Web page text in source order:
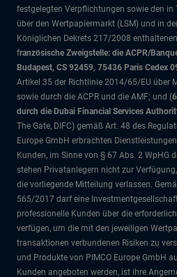
festgelegten Verpflichtungen sowie den in
über den Wertpapiermarkt (LSM) und in
Königlichen Dekrets 217/2008
französische Zweigstelle: die ACPR/
Budapest, CS 92459, 75436 Paris Cedex
Artikel 35 der Richtlinie 2014/65/EU über
sowie durch die ACPR und die AMF; und (
durch die Dubai Financial Services
The Gate, DIFC) gemäß Art. 48 des
Europe GmbH erbrachten
Kunden, im Sinne von § 67 Abs. 2 WpHG
stehen Privatanlegern nicht zur
die vorliegende Mitteilung verlassen.
565/2017 darf eine
professionelle Kunden über die
verfügen, um die mit den jeweiligen
transaktionen verbundenen Risiken zu
und Produkte von PIMCO Europe GmbH
Kunden angeboten werden, ist ihre